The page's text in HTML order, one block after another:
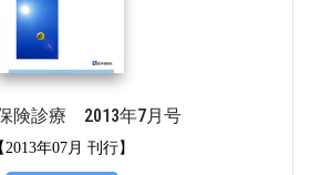
険診療 2013年7月号
2013年07月 刊行】